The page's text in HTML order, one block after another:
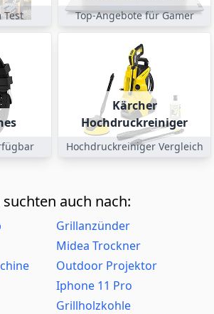
Test Top-Angebote für Gamer
Kärcher
Hochdruckreiniger
Hochdruckreiniger Vergleich
auch nach:
Grillanzünder
Midea Trockner
Outdoor Projektor
Iphone 11 Pro
Grillholzkohle